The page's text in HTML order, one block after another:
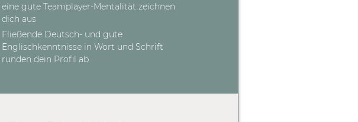
eine gute Teamplayer-Mentalität zeichnen
dich aus
Fließende Deutsch- und gute
Englischkenntnisse in Wort und Schrift
runden dein Profil ab